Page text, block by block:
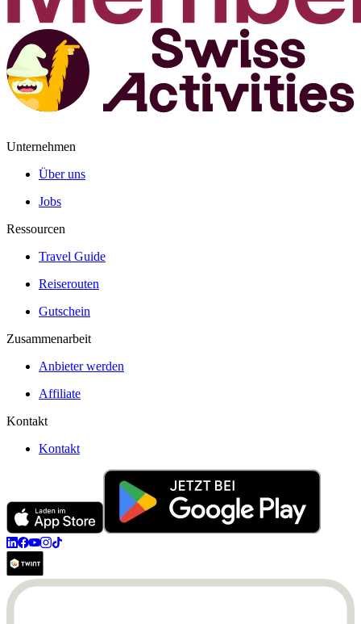
Unternehmen
Über uns
Jobs
Ressourcen
Travel Guide
Reiserouten
Gutschein
Zusammenarbeit
Anbieter werden
Affiliate
Kontakt
Kontakt